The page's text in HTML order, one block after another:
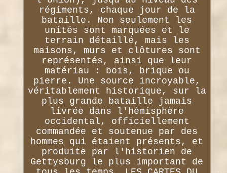
régiments, chaque jour de la
bataille. Non seulement les
unités sont marquées et le
terrain détaillé, mais les
maisons, murs et clôtures sont
représentés, ainsi que leur
matériau : bois, brique ou
pierre. Une source incroyable,
véritablement historique, sur la
plus grande bataille jamais
livrée dans l'hémisphère
occidental, officiellement
commandée et soutenue par des
hommes qui étaient présents, et
produite par l'historien de
Gettysburg le plus important de